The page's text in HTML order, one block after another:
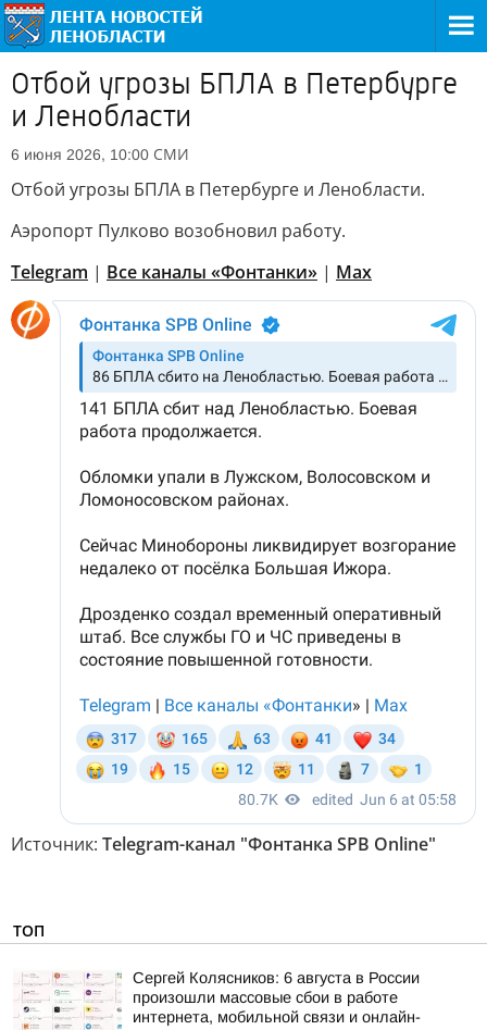
Отбой угрозы БПЛА в Петербурге
и Ленобласти
6 июня 2026, 10:00 СМИ
Отбой угрозы БПЛА в Петербурге и Ленобласти.
Аэропорт Пулково возобновил работу.
Telegram | Все каналы «Фонтанки» | Max
Источник: Telegram-канал "Фонтанка SPB Online"
ТОП
Сергей Колясников: 6 августа в России
произошли массовые сбои в работе
интернета, мобильной связи и онлайн-